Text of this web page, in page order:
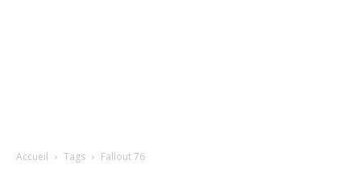
Accueil Tags Fallout 76